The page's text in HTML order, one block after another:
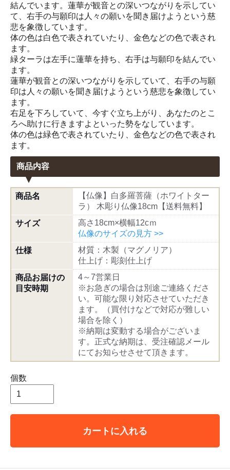
結んでいます。蓮華が観音との深いつながりを示してい
て、右手の与願印は人々の願いを聞き届けようという慈
悲を象徴しています。
体の色は白色で表されていたり、金色などの色で表され
ます。
緑ターラは左手に蓮華を持ち、右手は与願印を結んでい
ます。
蓮華が観音との深いつながりを示していて、右手の与願
印は人々の願いを聞き届けようという慈悲を象徴してい
ます。
右足を下ろしていて、今すぐ立ち上がり、あなたのとこ
ろへ助けに行きますよといった勢をなしています。
体の色は緑色で表されていたり、金色などの色で表され
ます。
商品内容
商品名
【仏像】白多羅菩薩（ホワイトター
ラ） 木彫り仏像18cm【送料無料】
サイズ
高さ18cm×横幅12cｍ
仏像のサイズの見方 >>
仕様
材質：木製（マグノリア）
仕上げ：彫刻仕上げ
商品お届けの
目安時期
4～7営業日
※お急ぎの場合は別途ご連絡くださ
い。可能な限り対応させていただき
ます。（買付けなどで対応が難しい
場合を除く）
※納期は変動する場合がございま
す。正式な納期は、受注確認メール
にてお知らせさせて頂きます。
個数
カートに入れる